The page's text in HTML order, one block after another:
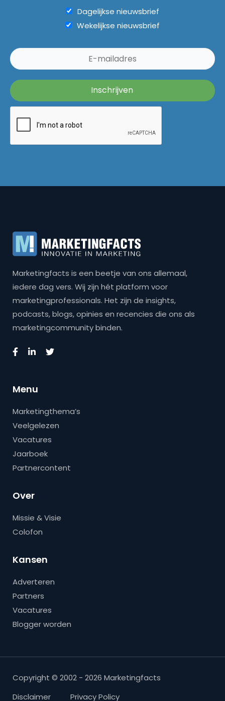
Dagelijkse nieuwsbrief
Wekelijkse nieuwsbrief
Marketingfacts is een beetje van ons allemaal,
iedere dag vers. Wij zijn hét platform voor
marketingprofessionals. Het zijn de insights,
podcasts, blogs, opinies en recencies die ons als
marketingcommunity binden.
Menu
Marketingthema’s
Veelgelezen
Vacatures
Jaarboek
Partnercontent
Over
Missie & Visie
Colofon
Kansen
Adverteren
Partners
Vacatures
Blogger worden
Copyright © 2002 - 2026 Marketingfacts
Disclaimer
Privacy Policy